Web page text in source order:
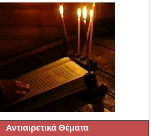
Αντιαιρετικά Θέματα